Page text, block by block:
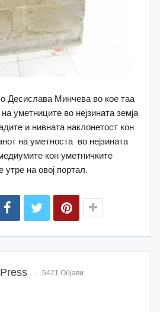
Десислава Минчева во кое таа
уметниците во нејзината земја
и нивната наклонетост кон
на уметноста во нејзината
кон уметничките
утре на овој портал.
5421 Објави